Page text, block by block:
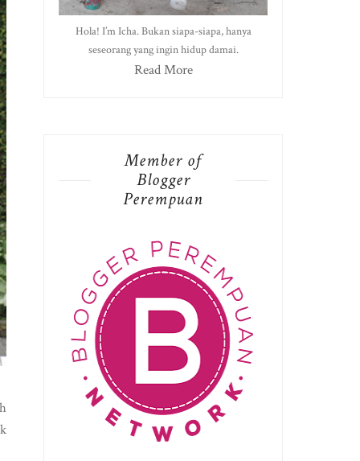
Hola! I’m Icha. Bukan siapa-siapa, hanya
seseorang yang ingin hidup damai.
Read More
Member of
Blogger
Perempuan